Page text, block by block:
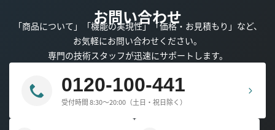
お問い合わせ
「商品について」「機能の実現性」「価格・お見積もり」など、
お気軽にお問い合わせください。
専門の技術スタッフが迅速にサポートします。
0120-100-441
受付時間 8:30～20:00（土日・祝日除く）